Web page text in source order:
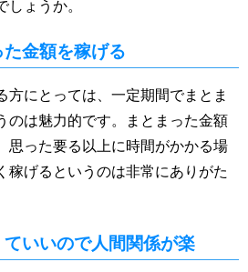
しょうか。
金額を稼げる
方にとっては、一定期間でまとま
のは魅力的です。まとまった金額
思った要る以上に時間がかかる場
稼げるというのは非常にありがた
いいので人間関係が楽